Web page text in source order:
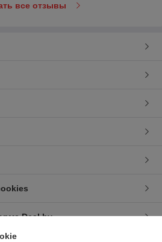
все отзывы
Deal.by